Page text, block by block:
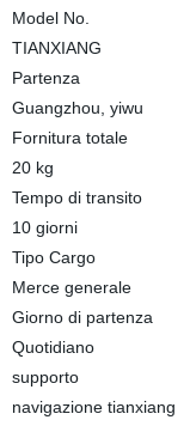
Model No.
TIANXIANG
Partenza
Guangzhou, yiwu
Fornitura totale
20 kg
Tempo di transito
10 giorni
Tipo Cargo
Merce generale
Giorno di partenza
Quotidiano
supporto
navigazione tianxiang